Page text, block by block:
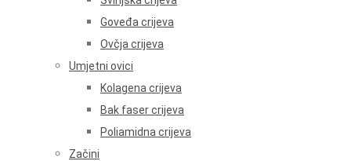
Goveđa crijeva
Ovčja crijeva
Umjetni ovici
Kolagena crijeva
Bak faser crijeva
Poliamidna crijeva
Začini